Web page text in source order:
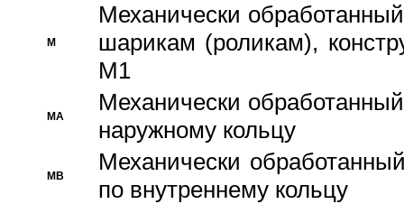
M
Механически
шарикам (роликам),
M1
MA
Механически
наружному кольцу
MB
Механически
по внутреннему кольцу